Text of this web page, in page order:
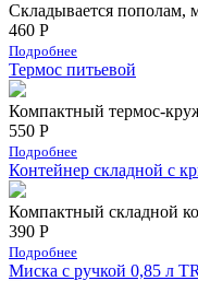
Складывается пополам,
460 Р
Подробнее
Термос питьевой
Компактный термос-
550 Р
Подробнее
Контейнер складной с
Компактный складной
390 Р
Подробнее
Миска с ручкой 0,85 л